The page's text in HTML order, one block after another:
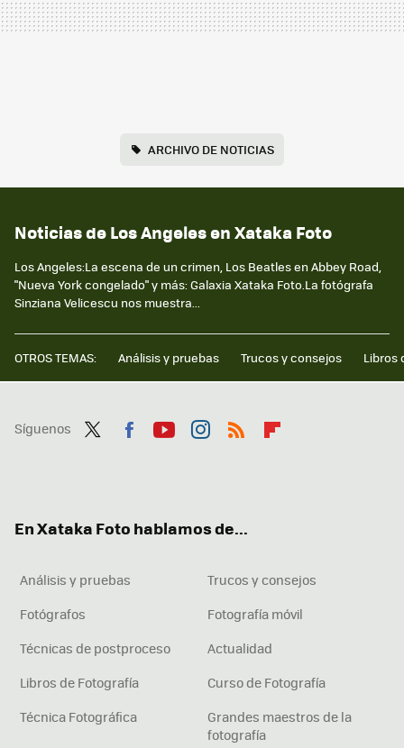
ARCHIVO DE NOTICIAS
Noticias de Los Angeles en Xataka Foto
Los Angeles:La escena de un crimen, Los Beatles en Abbey Road,
"Nueva York congelado" y más: Galaxia Xataka Foto.La fotógrafa
Sinziana Velicescu nos muestra...
OTROS TEMAS: Análisis y pruebas Trucos y consejos Libros
Síguenos
En Xataka Foto hablamos de...
Análisis y pruebas
Trucos y consejos
Fotógrafos
Fotografía móvil
Técnicas de postproceso
Actualidad
Libros de Fotografía
Curso de Fotografía
Técnica Fotográfica
Grandes maestros de la
fotografía